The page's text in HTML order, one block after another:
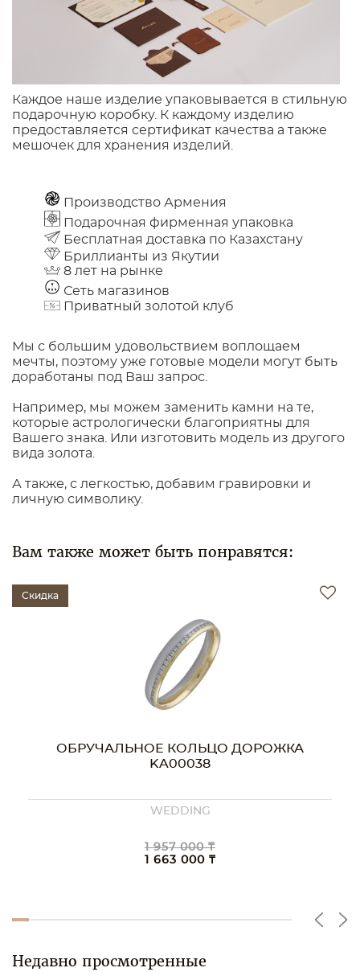
Каждое наше изделие упаковывается в стильную
подарочную коробку. К каждому изделию
предоставляется сертификат качества а также
мешочек для хранения изделий.
Производство Армения
Подарочная фирменная упаковка
Бесплатная доставка по Казахстану
Бриллианты из Якутии
8 лет на рынке
Сеть магазинов
Приватный золотой клуб
Мы с большим удовольствием воплощаем
мечты, поэтому уже готовые модели могут быть
доработаны под Ваш запрос.
Например, мы можем заменить камни на те,
которые астрологически благоприятны для
Вашего знака. Или изготовить модель из другого
вида золота.
А также, с легкостью, добавим гравировки и
личную символику.
Вам также может быть понравятся:
Скидка
ОБРУЧАЛЬНОЕ КОЛЬЦО ДОРОЖКА
KA00038
WEDDING
1 957 000 ₸
1 663 000 ₸
Недавно просмотренные